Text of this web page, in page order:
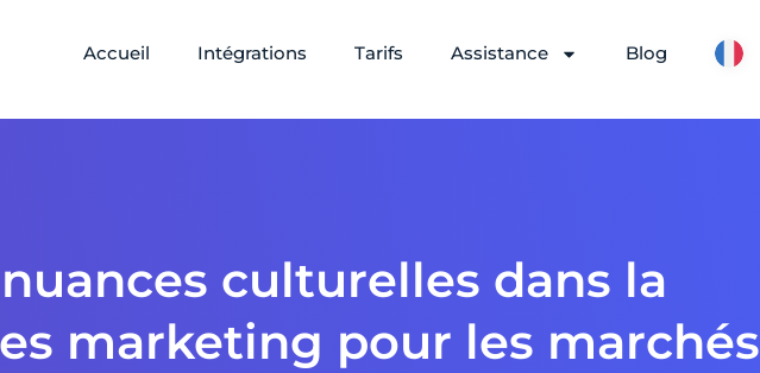
Accueil Intégrations Tarifs Assistance Blog
culturelles dans la
marketing pour les marchés